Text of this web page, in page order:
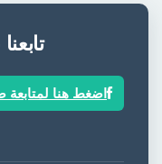
اضغط هنا